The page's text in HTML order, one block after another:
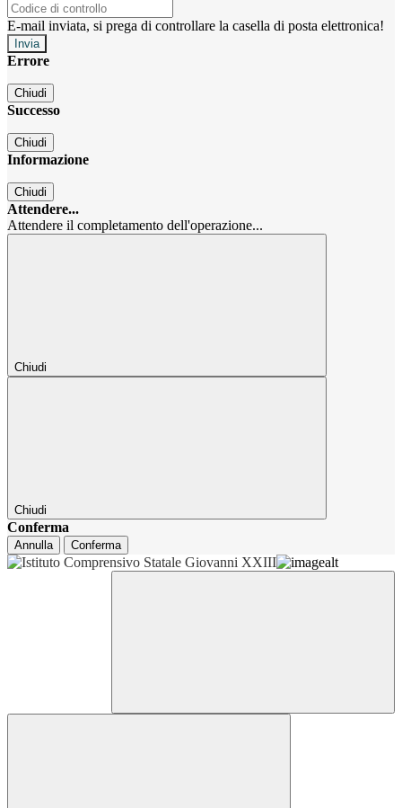
E-mail inviata, si prega di controllare la casella di posta elettronica!
Errore
Chiudi
Successo
Chiudi
Informazione
Chiudi
Attendere...
Attendere il completamento dell'operazione...
Chiudi
Chiudi
Conferma
Annulla Conferma